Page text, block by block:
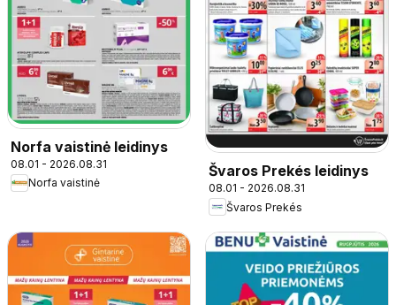
Norfa vaistinė leidinys
08.01 - 2026.08.31
Norfa vaistinė
Švaros Prekés leidinys
08.01 - 2026.08.31
Švaros Prekés